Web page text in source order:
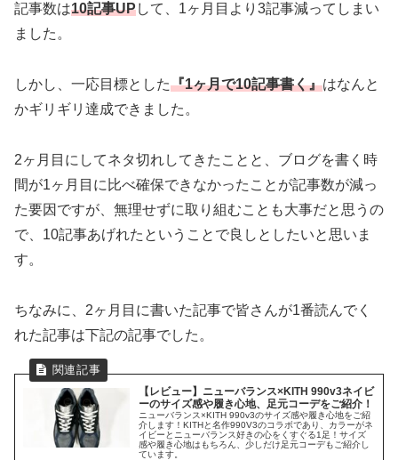
記事数は10記事UPして、1ヶ月目より3記事減ってしまい
ました。
しかし、一応目標とした『1ヶ月で10記事書く』はなんと
かギリギリ達成できました。
2ヶ月目にしてネタ切れしてきたことと、ブログを書く時
間が1ヶ月目に比べ確保できなかったことが記事数が減っ
た要因ですが、無理せずに取り組むことも大事だと思うの
で、10記事あげれたということで良しとしたいと思いま
す。
ちなみに、2ヶ月目に書いた記事で皆さんが1番読んでく
れた記事は下記の記事でした。
【レビュー】ニューバランス×KITH 990v3ネイビ
ーのサイズ感や履き心地、足元コーデをご紹介！
ニューバランス×KITH 990v3のサイズ感や履き心地をご紹
介します！KITHと名作990V3のコラボであり、カラーがネ
イビーとニューバランス好きの心をくすぐる1足！サイズ
感や履き心地はもちろん、少しだけ足元コーデもご紹介し
ています。